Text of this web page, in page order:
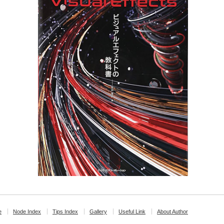
Node Index Tips Index Gallery Useful Link About Author